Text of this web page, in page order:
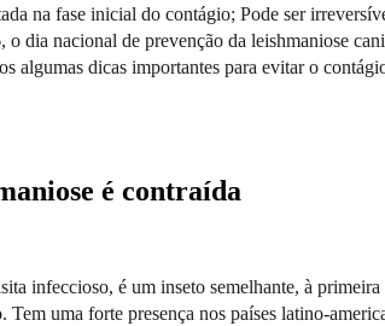
na fase inicial do contágio; Pode ser
o dia nacional de prevenção da leishmaniose
algumas dicas importantes para evitar o
é contraída
infeccioso, é um inseto semelhante, à
Tem uma forte presença nos países latino-